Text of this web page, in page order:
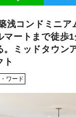
浅コンドミニア
マートまで徒歩
。ミッドタウン
ト
ワード